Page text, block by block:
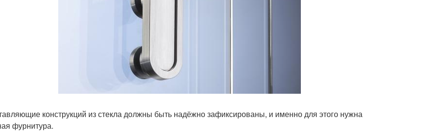
конструкций из стекла должны быть надёжно зафиксированы, и именно для этого нужна
фурнитура.